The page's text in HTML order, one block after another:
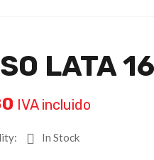
LATA
IVA incluido
In Stock